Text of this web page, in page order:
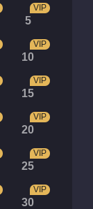
5
VIP
10
VIP
15
VIP
20
VIP
25
VIP
30
VIP